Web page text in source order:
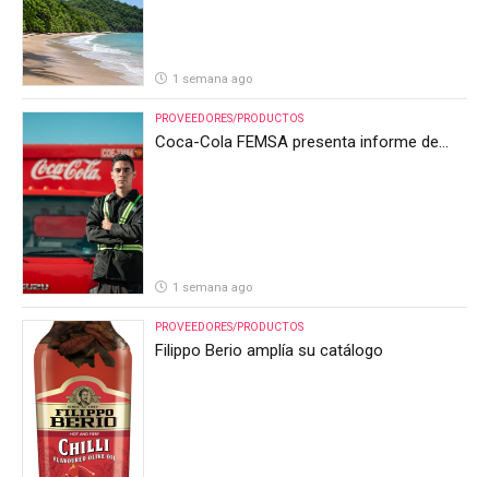
1 semana ago
PROVEEDORES/PRODUCTOS
Coca-Cola FEMSA presenta informe de
1 semana ago
PROVEEDORES/PRODUCTOS
Filippo Berio amplía su catálogo